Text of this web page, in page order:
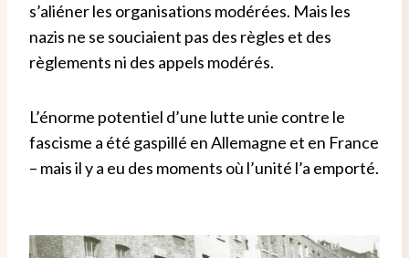
s’aliéner les organisations modérées. Mais les
nazis ne se souciaient pas des règles et des
règlements ni des appels modérés.
L’énorme potentiel d’une lutte unie contre le
fascisme a été gaspillé en Allemagne et en France
– mais il y a eu des moments où l’unité l’a emporté.